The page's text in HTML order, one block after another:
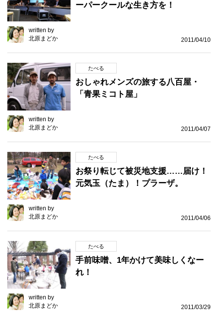
ーパークールな生き方を！
written by
北原まどか
2011/04/10
たべる
おしゃれメンズの旅する八百屋・
「青果ミコト屋」
written by
北原まどか
2011/04/07
たべる
お祭り転じて被災地支援……届け！
元気玉（たま）！プラーザ。
written by
北原まどか
2011/04/06
たべる
手前味噌、1年かけて美味しくなー
れ！
written by
北原まどか
2011/03/29